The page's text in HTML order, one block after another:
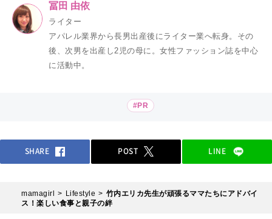
冨田 由依
ライター
アパレル業界から長男出産後にライター業へ転身。その
後、次男を出産し2児の母に。女性ファッション誌を中心
に活動中。
#PR
SHARE POST LINE
mamagirl Lifestyle
竹内エリカ先生が頑張るママたちにアドバイ
ス！楽しい食事と親子の絆